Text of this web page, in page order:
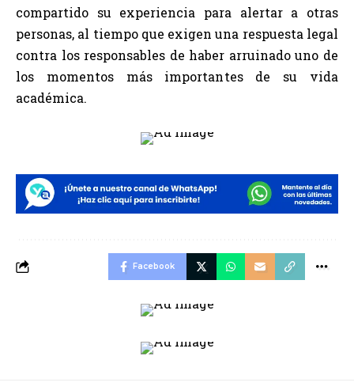
compartido su experiencia para alertar a otras
personas, al tiempo que exigen una respuesta legal
contra los responsables de haber arruinado uno de
los momentos más importantes de su vida
académica.
Facebook